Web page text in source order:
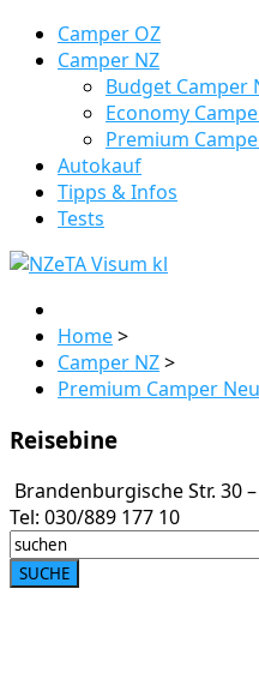
Camper OZ
Camper NZ
Budget Camper
Economy
Premium
Autokauf
Tipps & Infos
Tests
Home>
Camper NZ>
Premium Camper
Reisebine
Brandenburgische Str. 30
Tel: 030/889 177 10